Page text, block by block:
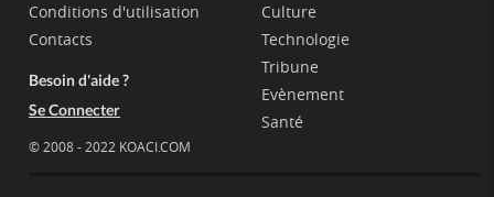
Conditions d'utilisation
Contacts
Besoin d'aide ?
Se Connecter
© 2008 - 2022 KOACI.COM
Culture
Technologie
Tribune
Evènement
Santé